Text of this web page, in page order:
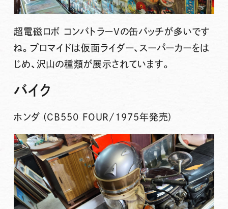
超電磁ロボ コンバトラーVの缶バッチが多いです
ね。プロマイドは仮面ライダー、スーパーカーをは
じめ、沢山の種類が展示されています。
バイク
ホンダ (CB550 FOUR/1975年発売)